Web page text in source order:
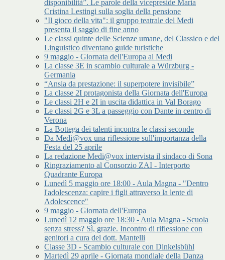
disponibilità”. Le parole della vicepreside Maria
Cristina Lestingi sulla soglia della pensione
"Il gioco della vita": il gruppo teatrale del Medi
presenta il saggio di fine anno
Le classi quinte delle Scienze umane, del Classico e del
Linguistico diventano guide turistiche
9 maggio - Giornata dell'Europa al Medi
La classe 3E in scambio culturale a Würzburg -
Germania
“Ansia da prestazione: il superpotere invisibile”
La classe 2I protagonista della Giornata dell'Europa
Le classi 2H e 2I in uscita didattica in Val Borago
Le classi 2G e 3L a passeggio con Dante in centro di
Verona
La Bottega dei talenti incontra le classi seconde
Da Medi@vox una riflessione sull'importanza della
Festa del 25 aprile
La redazione Medi@vox intervista il sindaco di Sona
Ringraziamento al Consorzio ZAI - Interporto
Quadrante Europa
Lunedì 5 maggio ore 18:00 - Aula Magna - "Dentro
l'adolescenza: capire i figli attraverso la lente di
Adolescence"
9 maggio - Giornata dell'Europa
Lunedì 12 maggio ore 18:30 - Aula Magna - Scuola
senza stress? Sì, grazie. Incontro di riflessione con
genitori a cura del dott. Mantelli
Classe 3D - Scambio culturale con Dinkelsbühl
Martedì 29 aprile - Giornata mondiale della Danza